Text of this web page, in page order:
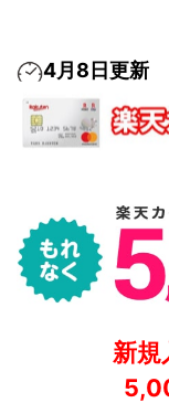
4月8日更新
新規